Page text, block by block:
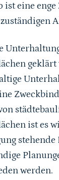
ist eine
zuständigen
ist es
werden.